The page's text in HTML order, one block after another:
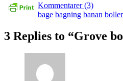
Kommentarer (3)
bage bagning banan boller
3 Replies to “Grove